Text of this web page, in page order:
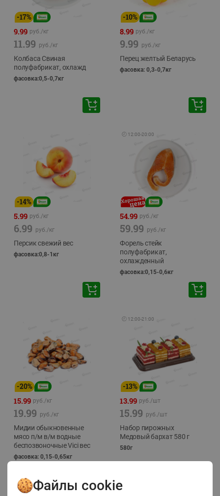
-17%
9.99 руб./кг
11.99 руб./кг
Колбаса Свиная
полуфабрикат, охлажд
фасовка:0,5-0,7кг
-10%
8.99 руб./кг
9.99 руб./кг
Перец желтый Беларусь
фасовка: 0,3-0,7кг
-14%
5.99 руб./кг
6.99 руб./кг
Персик свежий вес
фасовка:0,8-1кг
🕘 12:00-20:00
54.99 руб./кг
59.99 руб./кг
Форель стейк
полуфабрикат,
охлажденный
фасовка:0,15-0,6кг
-20%
15.99 руб./кг
19.99 руб./кг
Мидии обыкновенные
мясо п/м в/м водные
беспозвоночные Vici вес
фасовка: 0,15-0,65кг
🕘 12:00-21:00
-13%
13.99 руб./шт
15.99 руб./шт
Набор пирожных
Медовый бархат 580 г
580г
Файлы cookie